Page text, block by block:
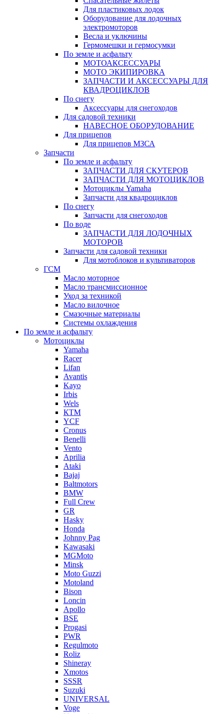
Для пластиковых лодок
Оборудование для лодочных
электромоторов
Весла и уключины
Гермомешки и гермосумки
По земле и асфальту
МОТОАКСЕССУАРЫ
МОТО ЭКИПИРОВКА
ЗАПЧАСТИ И АКСЕССУАРЫ ДЛЯ
КВАДРОЦИКЛОВ
По снегу
Аксессуары для снегоходов
Для садовой техники
НАВЕСНОЕ ОБОРУДОВАНИЕ
Для прицепов
Для прицепов МЗСА
Запчасти
По земле и асфальту
ЗАПЧАСТИ ДЛЯ СКУТЕРОВ
ЗАПЧАСТИ ДЛЯ МОТОЦИКЛОВ
Мотоциклы Yamaha
Запчасти для квадроциклов
По снегу
Запчасти для снегоходов
По воде
ЗАПЧАСТИ ДЛЯ ЛОДОЧНЫХ
МОТОРОВ
Запчасти для садовой техники
Для мотоблоков и культиваторов
ГСМ
Масло моторное
Масло трансмиссионное
Уход за техникой
Масло вилочное
Смазочные материалы
Системы охлаждения
По земле и асфальту
Мотоциклы
Yamaha
Racer
Lifan
Avantis
Kayo
Irbis
Wels
КТМ
YCF
Cronus
Benelli
Vento
Aprilia
Ataki
Bajaj
Baltmotors
BMW
Full Crew
GR
Hasky
Honda
Johnny Pag
Kawasaki
MGMoto
Minsk
Moto Guzzi
Motoland
Bison
Loncin
Apollo
BSE
Progasi
PWR
Regulmoto
Roliz
Shineray
Xmotos
SSSR
Suzuki
UNIVERSAL
Voge